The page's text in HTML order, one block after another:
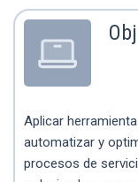
Aplicar
automatizar y
procesos de